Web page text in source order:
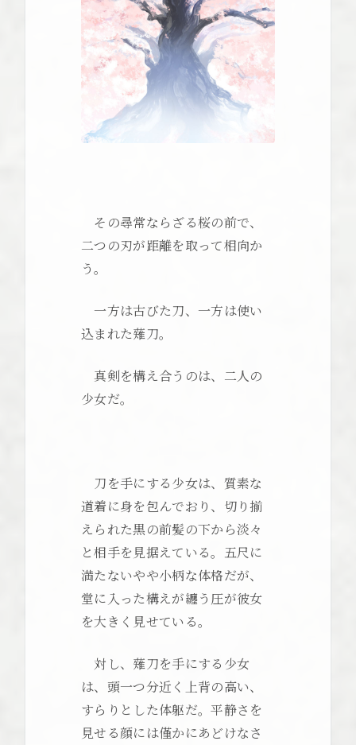
その尋常ならざる桜の前で、
二つの刃が距離を取って相向か
う。
一方は古びた刀、一方は使い
込まれた薙刀。
真剣を構え合うのは、二人の
少女だ。
刀を手にする少女は、質素な
道着に身を包んでおり、切り揃
えられた黒の前髪の下から淡々
と相手を見据えている。五尺に
満たないやや小柄な体格だが、
堂に入った構えが纏う圧が彼女
を大きく見せている。
対し、薙刀を手にする少女
は、頭一つ分近く上背の高い、
すらりとした体躯だ。平静さを
見せる顔には僅かにあどけなさ